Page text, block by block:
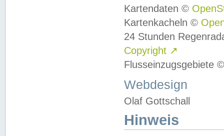
Kartendaten ©
Kartenkacheln ©
24 Stunden
Copyright ↗
Flusseinzugsgebiete
Webdesign
Olaf Gottschall
Hinweis